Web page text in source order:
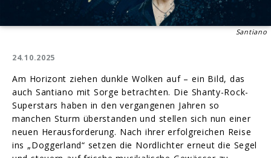
Santiano
24.10.2025
Am Horizont ziehen dunkle Wolken auf – ein Bild, das
auch Santiano mit Sorge betrachten. Die Shanty-Rock-
Superstars haben in den vergangenen Jahren so
manchen Sturm überstanden und stellen sich nun einer
neuen Herausforderung. Nach ihrer erfolgreichen Reise
ins „Doggerland“ setzen die Nordlichter erneut die Segel